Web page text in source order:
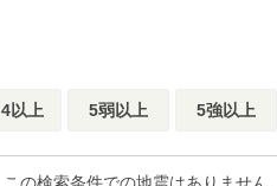
4以上 5弱以上 5強以上